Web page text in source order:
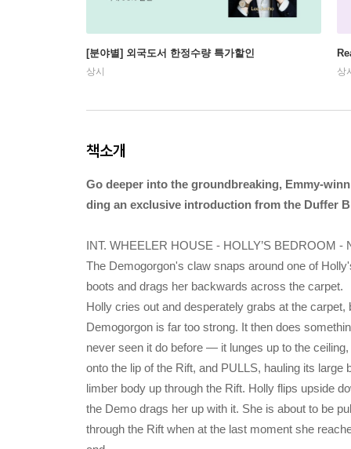
[분야별] 외국도서 한정수량 특가할인
상시 상
책소개
Go deeper into the groundbreaking, Emmy-
ding an exclusive introduction from the Duffer
INT. WHEELER HOUSE - HOLLY’S BEDROOM -
The Demogorgon's claw snaps around one of
boots and drags her backwards across the carpet.
Holly cries out and desperately grabs at the carpet,
Demogorgon is far too strong. It then does
never seen it do before — it lunges up to the
onto the lip of the Rift, and PULLS, hauling its large
limber body up through the Rift. Holly flips upside
the Demo drags her up with it. She is about to be
through the Rift when at the last moment she